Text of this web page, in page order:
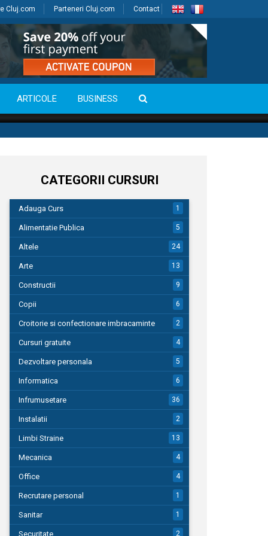
Cluj.com Parteneri Cluj.com Contact
ARTICOLE BUSINESS
CATEGORII CURSURI
Adauga Curs 1
Alimentatie Publica 5
Altele 24
Arte 13
Constructii 9
Copii 6
Croitorie si confectionare imbracaminte 2
Cursuri gratuite 4
Dezvoltare personala 5
Informatica 6
Infrumusetare 36
Instalatii 2
Limbi Straine 13
Mecanica 4
Office 4
Recrutare personal 1
Sanitar 1
Securitate 2